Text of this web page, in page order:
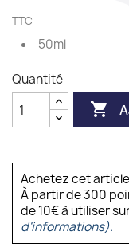
TTC
50ml
Quantité

Achetez cet
À partir de 300
de 10€ à utiliser
d'informations).